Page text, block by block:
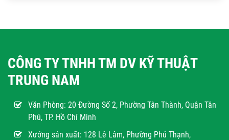
CÔNG TY TNHH TM DV KỸ THUẬT
TRUNG NAM
Văn Phòng: 20 Đường Số 2, Phường Tân Thành, Quận Tân
Phú, TP. Hồ Chí Minh
Xưởng sản xuất: 128 Lê Lâm, Phường Phú Thạnh,